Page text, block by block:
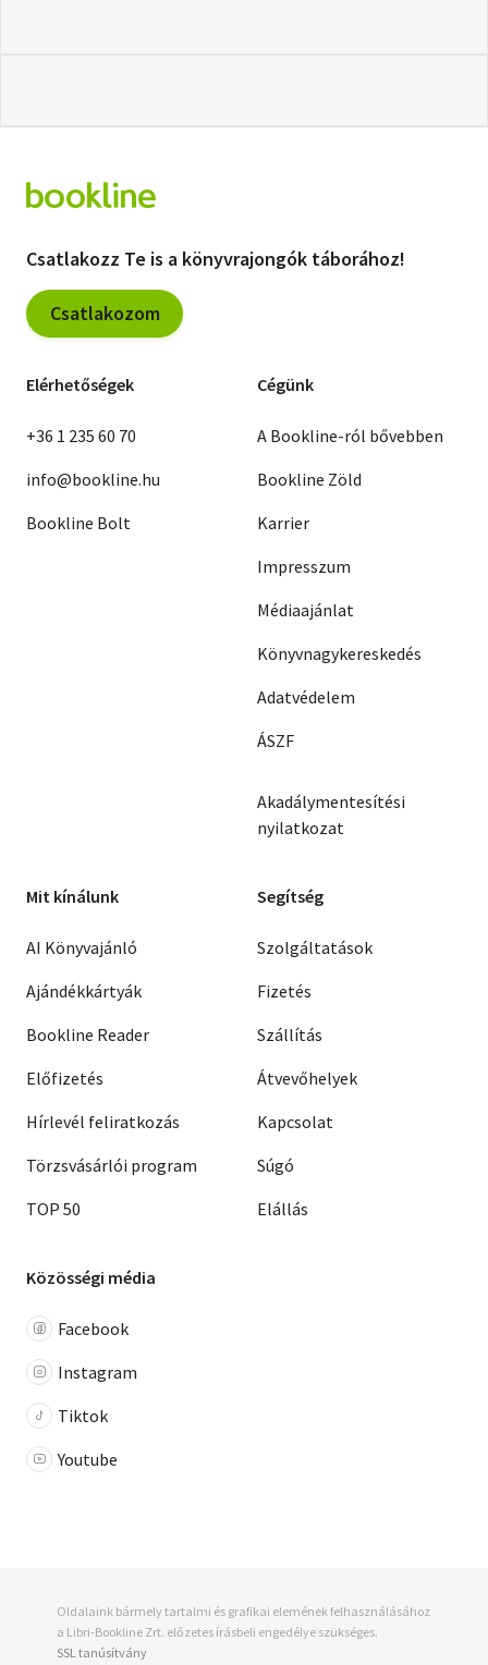
Csatlakozz Te is a könyvrajongók táborához!
Csatlakozom
Elérhetőségek
+36 1 235 60 70
info@bookline.hu
Bookline Bolt
Cégünk
A Bookline-ról bővebben
Bookline Zöld
Karrier
Impresszum
Médiaajánlat
Könyvnagykereskedés
Adatvédelem
ÁSZF
Akadálymentesítési
nyilatkozat
Mit kínálunk
AI Könyvajánló
Ajándékkártyák
Bookline Reader
Előfizetés
Hírlevél feliratkozás
Törzsvásárlói program
TOP 50
Segítség
Szolgáltatások
Fizetés
Szállítás
Átvevőhelyek
Kapcsolat
Súgó
Elállás
Közösségi média
Facebook
Instagram
Tiktok
Youtube
Oldalaink bármely tartalmi és grafikai elemének felhasználásához
a Libri-Bookline Zrt. előzetes írásbeli engedélye szükséges.
SSL tanúsítvány